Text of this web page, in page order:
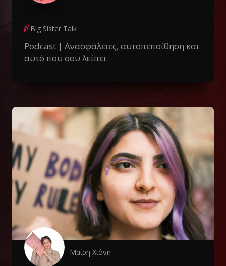
Big Sister Talk
Podcast | Ανασφάλειες, αυτοπεποίθηση και
αυτό που σου λείπει
Μαίρη Χιόνη